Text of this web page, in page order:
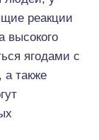
реакции
высокого
ягодами с
а также